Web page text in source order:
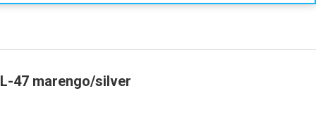
47 marengo/silver